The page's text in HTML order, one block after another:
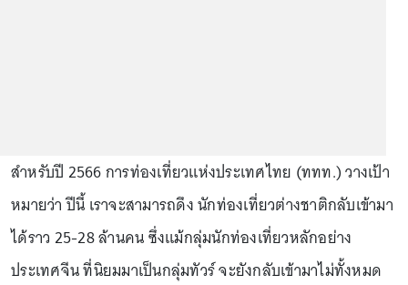
สำหรับปี 2566 การท่องเที่ยวแห่งประเทศไทย (ททท.) วางเป้า
หมายว่า ปีนี้ เราจะสามารถดึง นักท่องเที่ยวต่างชาติกลับเข้ามา
ได้ราว 25-28 ล้านคน ซึ่งแม้กลุ่มนักท่องเที่ยวหลักอย่าง
ประเทศจีน ที่นิยมมาเป็นกลุ่มทัวร์ จะยังกลับเข้ามาไม่ทั้งหมด